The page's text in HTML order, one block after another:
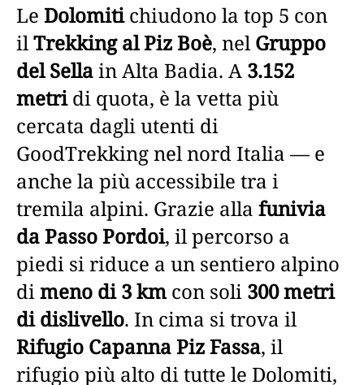
Le Dolomitichiudono la top 5 con
ilTrekking al Piz Boè, nelGruppo
del Sellain Alta Badia. A 3.152
metridi quota, è la vetta più
cercata dagli utenti di
GoodTrekking nel nord Italia — e
anche la più accessibile tra i
tremila alpini. Grazie alla funivia
da Passo Pordoi, il percorso a
piedi si riduce a un sentiero alpino
dimeno di 3 km con soli 300 metri
di dislivello. In cima si trova il
Rifugio Capanna Piz Fassa, il
rifugio più alto di tutte le Dolomiti,